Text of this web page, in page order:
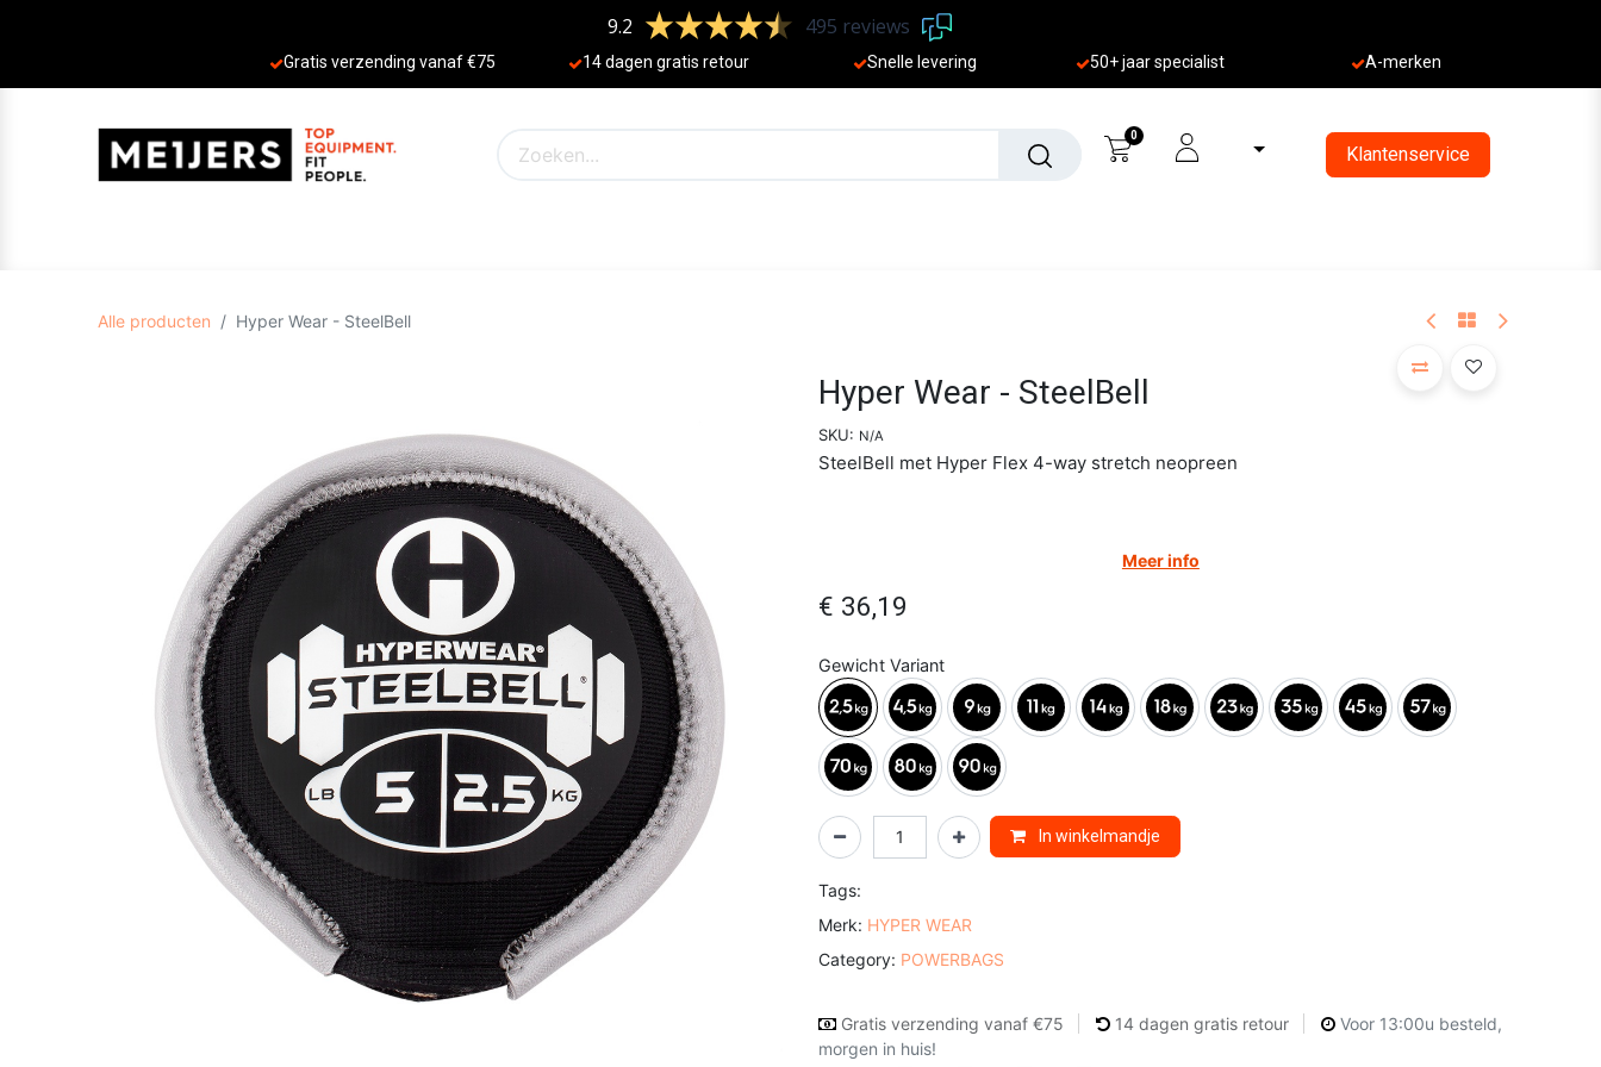
9.2 495 reviews
Gratis verzending vanaf €75 14 dagen gratis retour Sne lle levering 50+ jaar specialist A-merken
0
Klantenservice
Alle producten Hyper Wear - SteelBell
Hyper Wear - SteelBell
SKU: N/A
SteelBell met Hyper Flex 4-way stretch neopreen
Meer info
€ 36,19
Gewicht Variant
In winkelmandje
Tags:
Merk: HYPER WEAR
Category: POWERBAGS
Gratis verzending vanaf €75 14 dagen gratis retour
Voor 13:00u besteld,
morgen in huis!